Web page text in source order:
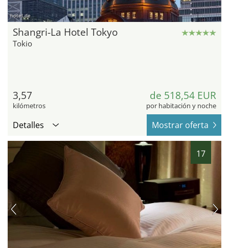
hotel.de
Shangri-La Hotel Tokyo
Tokio
3,57
kilómetros
de 518,54 EUR
por habitación y noche
Detalles Mostrar oferta
17